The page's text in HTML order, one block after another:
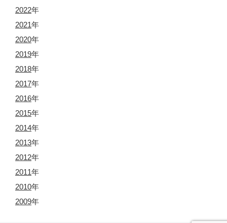
2022年
2021年
2020年
2019年
2018年
2017年
2016年
2015年
2014年
2013年
2012年
2011年
2010年
2009年